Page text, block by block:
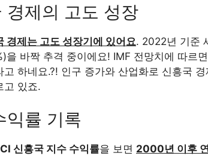
경제의 고도 성장
경제는 고도 성장기에 있어요. 2022년 기준
을 바짝 추격 중이에요! IMF 전망치에 따르
고 하네요.?! 인구 증가와 산업화로 신흥국
고 있죠.
익률 기록
신흥국 지수 수익률을 보면 2000년 이후